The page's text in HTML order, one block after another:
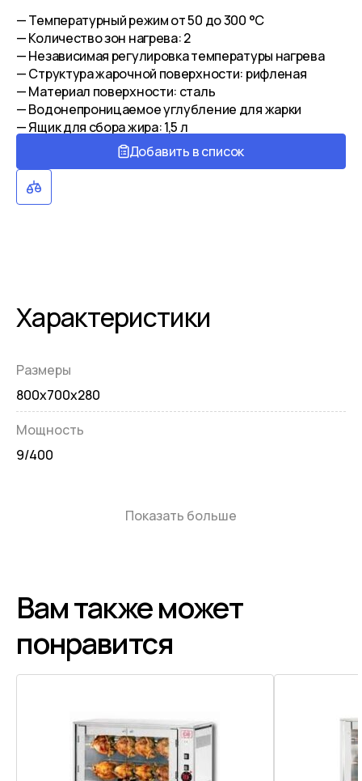
— Температурный режим от 50 до 300 °С
— Количество зон нагрева: 2
— Независимая регулировка температуры нагрева
— Структура жарочной поверхности: рифленая
— Материал поверхности: сталь
— Водонепроницаемое углубление для жарки
— Ящик для сбора жира: 1,5 л
Добавить в список
Характеристики
Размеры
800х700х280
Мощность
9/400
Показать больше
Вам также может
понравится